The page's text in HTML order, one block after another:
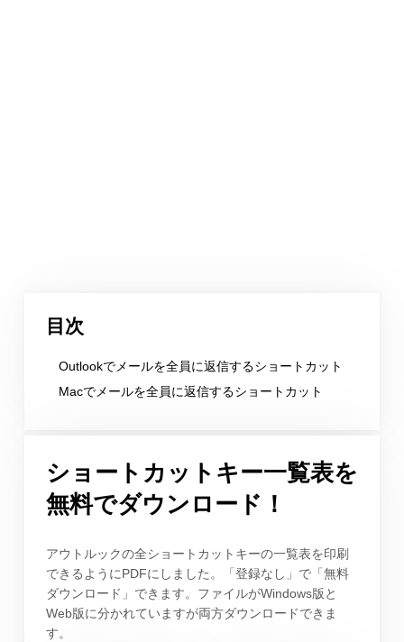
目次
Outlookでメールを全員に返信するショートカット
Macでメールを全員に返信するショートカット
ショートカットキー一覧表を
無料でダウンロード！
アウトルックの全ショートカットキーの一覧表を印刷
できるようにPDFにしました。「登録なし」で「無料
ダウンロード」できます。ファイルがWindows版と
Web版に分かれていますが両方ダウンロードできま
す。